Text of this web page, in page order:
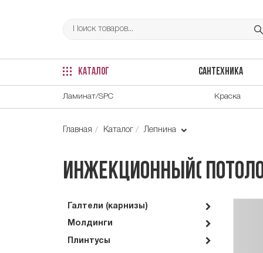
КАТАЛОГ САНТЕХНИКА
Ламинат/SPC Краска
Главная Каталог Лепнина
Инжекционный(
Галтели (карнизы)
Молдинги
Плинтусы